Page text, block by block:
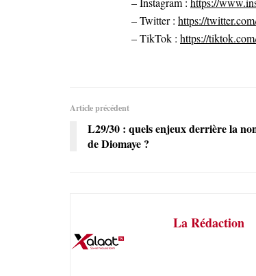
– Twitter : https://
– TikTok : https://
Article précédent
L29/30 : quels enjeux derrière la
de Diomaye ?
La Rédaction